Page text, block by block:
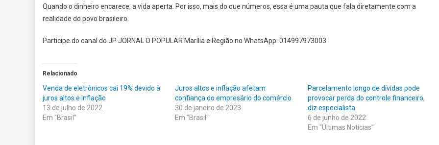
Quando o dinheiro encarece, a vida aperta. Por isso, mais do que números, essa é uma pauta que fala diretamente com a
realidade do povo brasileiro.
Participe do canal do JP JORNAL O POPULAR Marília e Região no WhatsApp: 014997973003
Relacionado
Venda de eletrônicos cai 19% devido à
juros altos e inflação
13 de julho de 2022
Em "Brasil"
Juros altos e inflação afetam
confiança do empresário do comércio
30 de janeiro de 2023
Em "Brasil"
Parcelamento longo de dívidas pode
provocar perda do controle financeiro,
diz especialista.
6 de junho de 2022
Em "Últimas Notícias"